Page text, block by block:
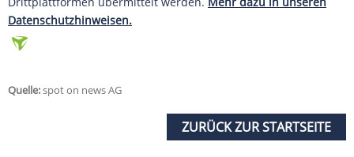
Datenschutzhinweisen.
Quelle:spot on news AG
ZURÜCK ZUR STARTSEITE